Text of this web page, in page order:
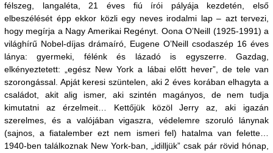
félszeg, langaléta, 21 éves fiú írói pályája kezdetén, első
elbeszélését épp ekkor közli egy neves irodalmi lap – azt tervezi,
hogy megírja a Nagy Amerikai Regényt. Oona O’Neill (1925-1991) a
világhírű Nobel-díjas drámaíró, Eugene O’Neill csodaszép 16 éves
lánya: gyermeki, félénk és lázadó is egyszerre. Gazdag,
elkényeztetett: „egész New York a lábai előtt hever”, de tele van
szorongással. Apját keresi szüntelen, aki 2 éves korában elhagyta a
családot, akit alig ismer, aki szintén magányos, de nem tudja
kimutatni az érzelmeit… Kettőjük közöl Jerry az, aki igazán
szerelmes, és a valójában vigaszra, védelemre szoruló lánynak
(sajnos, a fiatalember ezt nem ismeri fel) hatalma van felette…
1940-ben találkoznak New York-ban, „idilljük” csak pár rövid hónap,